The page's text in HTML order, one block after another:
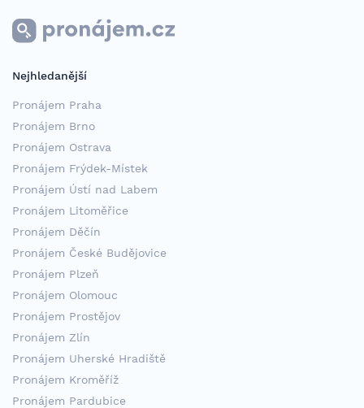
Nejhledanější
Pronájem Praha
Pronájem Brno
Pronájem Ostrava
Pronájem Frýdek-Místek
Pronájem Ústí nad Labem
Pronájem Litoměřice
Pronájem Děčín
Pronájem České Budějovice
Pronájem Plzeň
Pronájem Olomouc
Pronájem Prostějov
Pronájem Zlín
Pronájem Uherské Hradiště
Pronájem Kroměříž
Pronájem Pardubice